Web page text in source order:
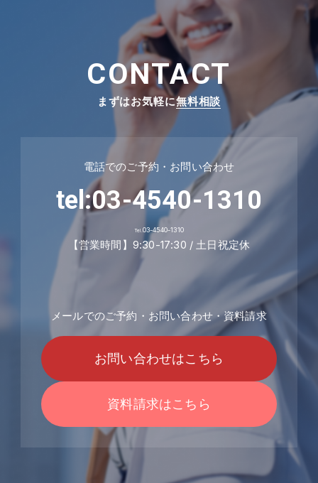
CONTACT
まずはお気軽に無料相談
電話でのご予約・お問い合わせ
tel:03-4540-1310
Tel.03-4540-1310
【営業時間】9:30-17:30 / 土日祝定休
メールでのご予約・お問い合わせ・資料請求
お問い合わせはこちら
資料請求はこちら